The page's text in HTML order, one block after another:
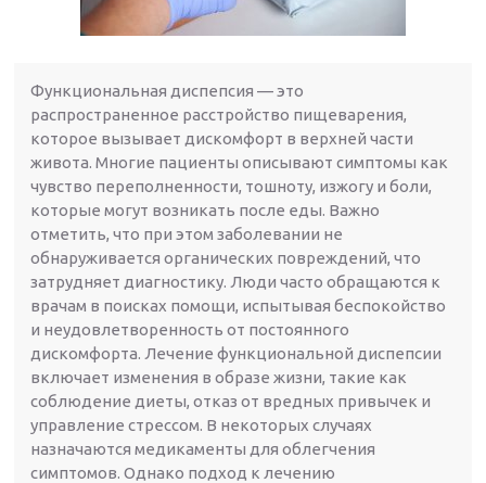
Функциональная диспепсия — это
распространенное расстройство пищеварения,
которое вызывает дискомфорт в верхней части
живота. Многие пациенты описывают симптомы как
чувство переполненности, тошноту, изжогу и боли,
которые могут возникать после еды. Важно
отметить, что при этом заболевании не
обнаруживается органических повреждений, что
затрудняет диагностику. Люди часто обращаются к
врачам в поисках помощи, испытывая беспокойство
и неудовлетворенность от постоянного
дискомфорта. Лечение функциональной диспепсии
включает изменения в образе жизни, такие как
соблюдение диеты, отказ от вредных привычек и
управление стрессом. В некоторых случаях
назначаются медикаменты для облегчения
симптомов. Однако подход к лечению